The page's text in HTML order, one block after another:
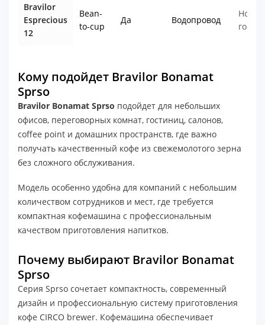
Bravilor
Esprecious
12
Bean-
to-cup
Да Водопровод
Кому подойдет Bravilor Bonamat
Sprso
Bravilor Bonamat Sprso подойдет для небольших
офисов, переговорных комнат, гостиниц, салонов,
coffee point и домашних пространств, где важно
получать качественный кофе из свежемолотого зерна
без сложного обслуживания.
Модель особенно удобна для компаний с небольшим
количеством сотрудников и мест, где требуется
компактная кофемашина с профессиональным
качеством приготовления напитков.
Почему выбирают Bravilor Bonamat
Sprso
Серия Sprso сочетает компактность, современный
дизайн и профессиональную систему приготовления
кофе CIRCO brewer. Кофемашина обеспечивает